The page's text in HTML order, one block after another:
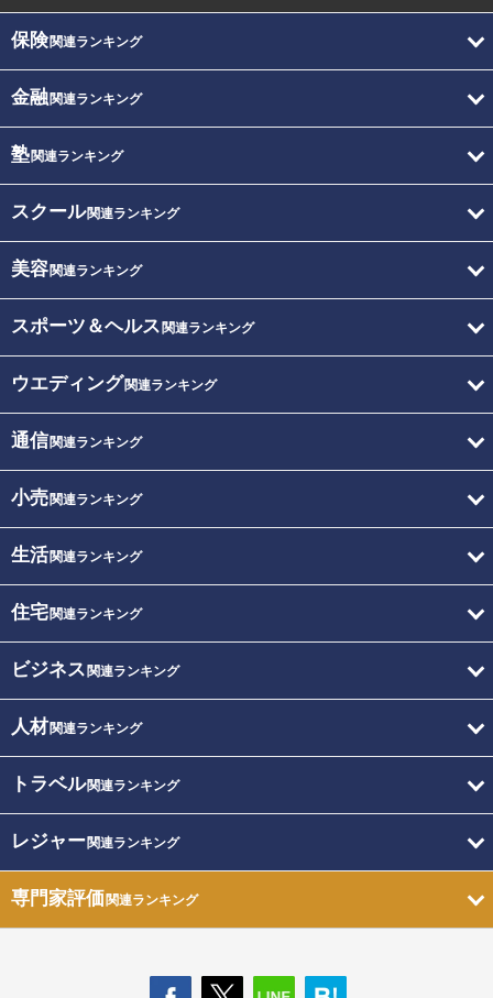
保険関連ランキング
金融関連ランキング
塾関連ランキング
スクール関連ランキング
美容関連ランキング
スポーツ＆ヘルス 関連ランキング
ウエディング関連ランキング
通信関連ランキング
小売関連ランキング
生活関連ランキング
住宅関連ランキング
ビジネス 関連ランキング
人材関連ランキング
トラベル関連ランキング
レジャー関連ランキング
専門家評価関連ランキング